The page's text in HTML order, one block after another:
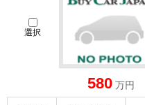
選択
580 万円